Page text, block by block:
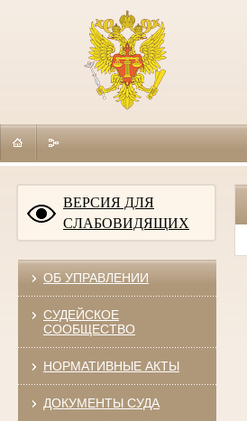
ВЕРСИЯ ДЛЯ
СЛАБОВИДЯЩИХ
ОБ УПРАВЛЕНИИ
СУДЕЙСКОЕ
СООБЩЕСТВО
НОРМАТИВНЫЕ АКТЫ
ДОКУМЕНТЫ СУДА